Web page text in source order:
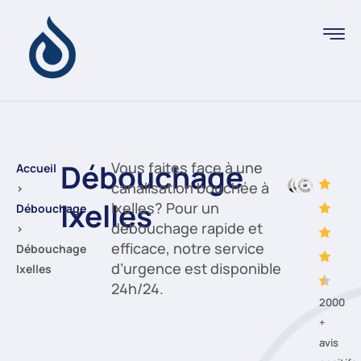
Accueil
›
Débouchage
›
Débouchage
Ixelles
Débouchage
Ixelles
Vous faites face à une
canalisation bouchée à
Ixelles? Pour un
débouchage rapide et
efficace, notre service
d’urgence est disponible
24h/24.
2000
+
avis